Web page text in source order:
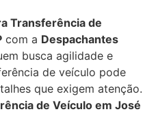
Transferência de
com a Despachantes
busca agilidade e
de veículo pode
que exigem atenção.
de Veículo em José